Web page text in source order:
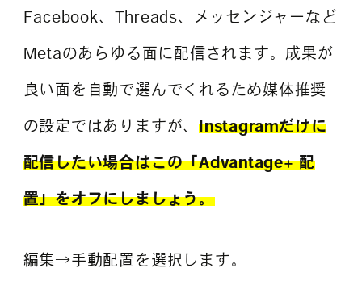
Facebook、Threads、メッセンジャーなど
Metaのあらゆる面に配信されます。成果が
良い面を自動で選んでくれるため媒体推奨
の設定ではありますが、Instagramだけに
配信したい場合はこの「Advantage+ 配
置」をオフにしましょう。
編集→手動配置を選択します。